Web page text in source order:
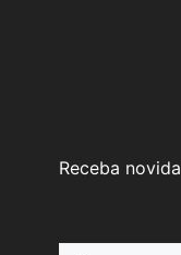
Receba